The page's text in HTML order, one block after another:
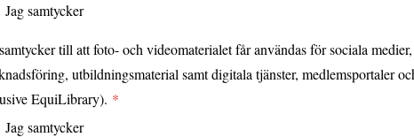
Jag samtycker
till att foto- och videomaterialet får användas för sociala
utbildningsmaterial samt digitala tjänster, medlemsportaler
EquiLibrary).
Jag samtycker